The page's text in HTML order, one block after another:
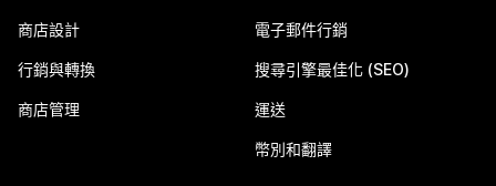
商店設計
行銷與轉換
商店管理
電子郵件行銷
搜尋引擎最佳化 (SEO)
運送
幣別和翻譯